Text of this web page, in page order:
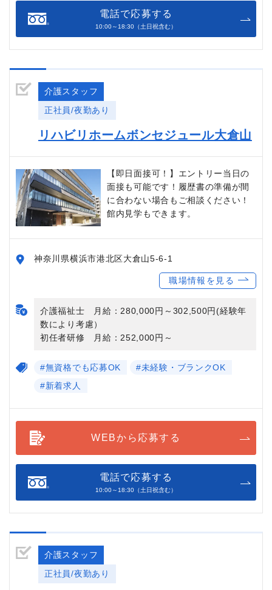
電話で応募する
10:00～18:30（土日祝含む）
介護スタッフ
正社員/夜勤あり
リハビリホームボンセジュール大倉山
【即日面接可！】エントリー当日の
面接も可能です！履歴書の準備が間
に合わない場合もご相談ください！
館内見学もできます。
神奈川県横浜市港北区大倉山5-6-1
職場情報を見る
介護福祉士 月給：280,000円～302,500円(経験年
数により考慮）
初任者研修 月給：252,000円～
#無資格でも応募OK
#未経験・ブランクOK
#新着求人
WEBから応募する
電話で応募する
10:00～18:30（土日祝含む）
介護スタッフ
正社員/夜勤あり